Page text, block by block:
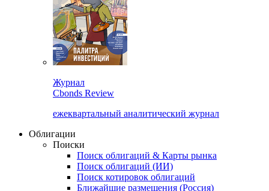
Журнал
Cbonds Review
ежеквартальный аналитический журнал
Облигации
Поиски
Поиск облигаций & Карты рынка
Поиск облигаций (ИИ)
Поиск котировок облигаций
Ближайшие размещения (Россия)